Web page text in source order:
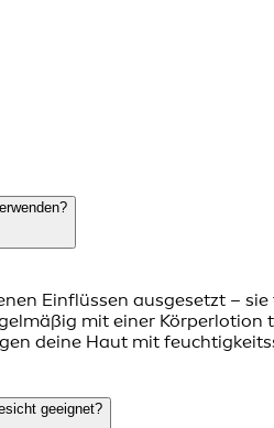
Einflüssen ausgesetzt –
mit einer
deine Haut mit
geeignet?